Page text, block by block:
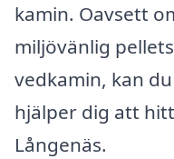
kamin. Oavsett
miljövänlig
vedkamin, kan
hjälper dig att
Långenäs.